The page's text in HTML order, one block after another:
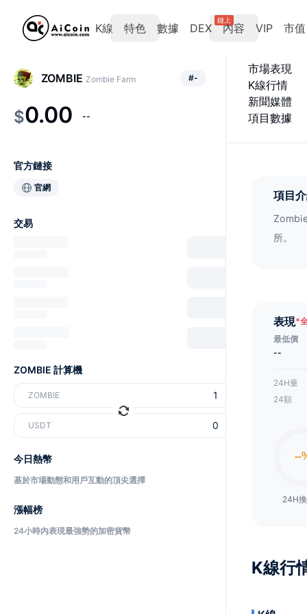
K線 特色 數據 DEX
鏈上
內容 VIP 市值
市場表現
K線行情
新聞媒體
項目數據
項目
所。
表現*
最低價
--
24H量
24額
24H
K線行
ZOMBIE Zombie Farm #-
$0.00 --
官方鏈接
官網
交易
ZOMBIE 計算機
ZOMBIE
USDT
今日熱幣
基於市場動態和用戶互動的頂尖選擇
漲幅榜
24小時內表現最強勢的加密貨幣